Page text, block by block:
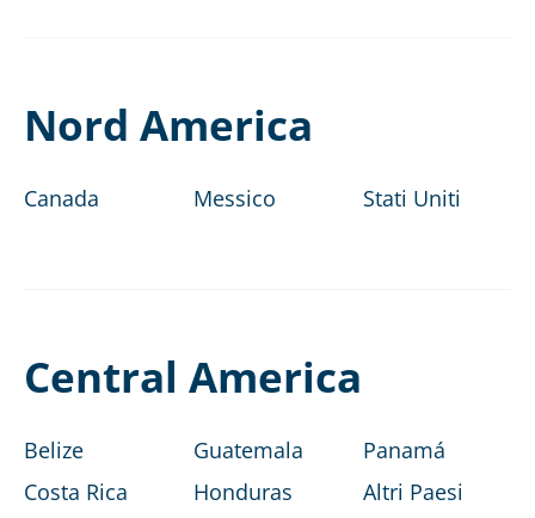
Nord America
Canada Messico Stati Uniti
Central America
Belize
Costa Rica
Guatemala
Honduras
Panamá
Altri Paesi